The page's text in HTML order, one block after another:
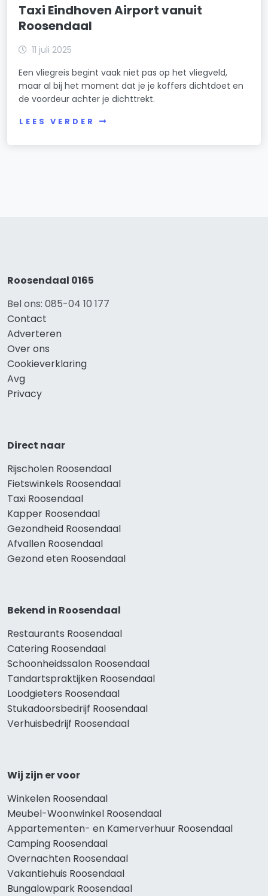
Taxi Eindhoven Airport vanuit
Roosendaal
11 juli 2025
Een vliegreis begint vaak niet pas op het vliegveld,
maar al bij het moment dat je je koffers dichtdoet en
de voordeur achter je dichttrekt.
LEES VERDER
Roosendaal 0165
Bel ons: 085-04 10 177
Contact
Adverteren
Over ons
Cookieverklaring
Avg
Privacy
Direct naar
Rijscholen Roosendaal
Fietswinkels Roosendaal
Taxi Roosendaal
Kapper Roosendaal
Gezondheid Roosendaal
Afvallen Roosendaal
Gezond eten Roosendaal
Bekend in Roosendaal
Restaurants Roosendaal
Catering Roosendaal
Schoonheidssalon Roosendaal
Tandartspraktijken Roosendaal
Loodgieters Roosendaal
Stukadoorsbedrijf Roosendaal
Verhuisbedrijf Roosendaal
Wij zijn er voor
Winkelen Roosendaal
Meubel-Woonwinkel Roosendaal
Appartementen- en Kamerverhuur Roosendaal
Camping Roosendaal
Overnachten Roosendaal
Vakantiehuis Roosendaal
Bungalowpark Roosendaal